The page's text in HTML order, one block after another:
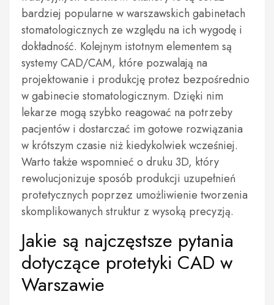
bardziej popularne w warszawskich gabinetach
stomatologicznych ze względu na ich wygodę i
dokładność. Kolejnym istotnym elementem są
systemy CAD/CAM, które pozwalają na
projektowanie i produkcję protez bezpośrednio
w gabinecie stomatologicznym. Dzięki nim
lekarze mogą szybko reagować na potrzeby
pacjentów i dostarczać im gotowe rozwiązania
w krótszym czasie niż kiedykolwiek wcześniej.
Warto także wspomnieć o druku 3D, który
rewolucjonizuje sposób produkcji uzupełnień
protetycznych poprzez umożliwienie tworzenia
skomplikowanych struktur z wysoką precyzją.
Jakie są najczęstsze pytania
dotyczące protetyki CAD w
Warszawie